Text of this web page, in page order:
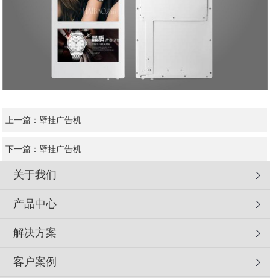
上一篇： 壁挂广告机
下一篇： 壁挂广告机
关于我们
产品中心
解决方案
客户案例